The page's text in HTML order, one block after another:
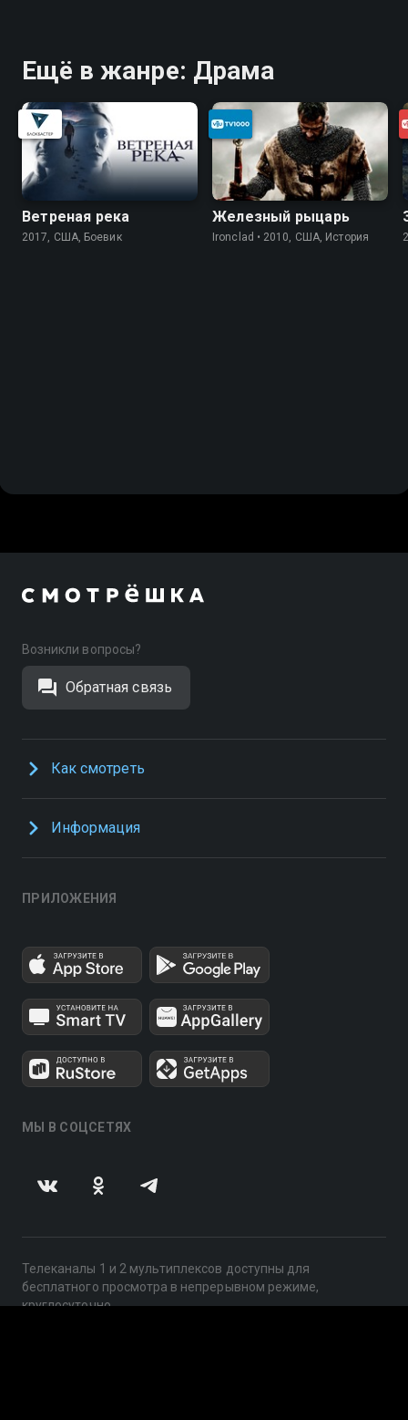
Ещё в жанре: Драма
Ветреная река
2017, США, Боевик
Железный рыцарь
Ironclad • 2010, США, История
Возникли вопросы?
Обратная связь
Как смотреть
Информация
ПРИЛОЖЕНИЯ
МЫ В СОЦСЕТЯХ
Телеканалы 1 и 2 мультиплексов доступны для
бесплатного просмотра в непрерывном режиме,
круглосуточно.